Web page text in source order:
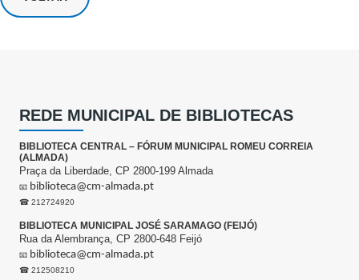
REDE MUNICIPAL DE BIBLIOTECAS
BIBLIOTECA CENTRAL – FÓRUM MUNICIPAL ROMEU CORREIA
(ALMADA)
Praça da Liberdade, CP 2800-199 Almada
📧 biblioteca@cm-almada.pt
☎ 212724920
BIBLIOTECA MUNICIPAL JOSÉ SARAMAGO (FEIJÓ)
Rua da Alembrança, CP 2800-648 Feijó
📧 biblioteca@cm-almada.pt
☎ 212508210